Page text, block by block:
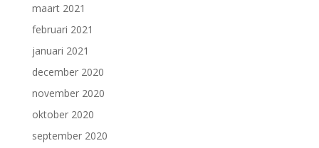
maart 2021
februari 2021
januari 2021
december 2020
november 2020
oktober 2020
september 2020